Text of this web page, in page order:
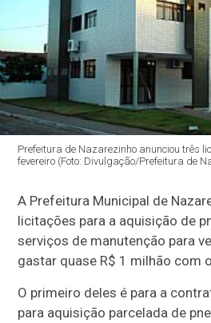
Prefeitura de Nazarezinho anunciou três
fevereiro (Foto: Divulgação/Prefeitura de
A Prefeitura Municipal de
licitações para a aquisição de
serviços de manutenção para
gastar quase R$ 1 milhão com
O primeiro deles é para a
para aquisição parcelada de